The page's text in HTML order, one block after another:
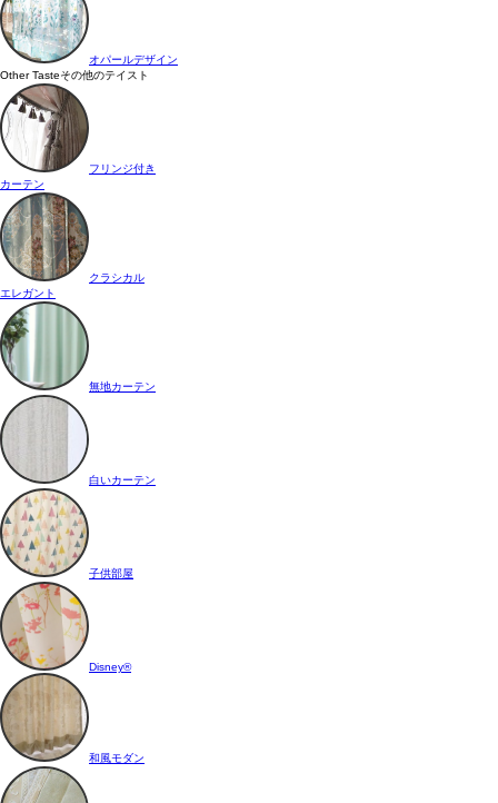
オパールデザイン
Other Tasteその他のテイスト
フリンジ付き
カーテン
クラシカル
エレガント
無地カーテン
白いカーテン
子供部屋
Disney®
和風モダン